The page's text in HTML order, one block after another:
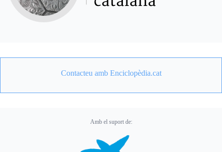
Contacteu amb Enciclopèdia.cat
Amb el suport de: